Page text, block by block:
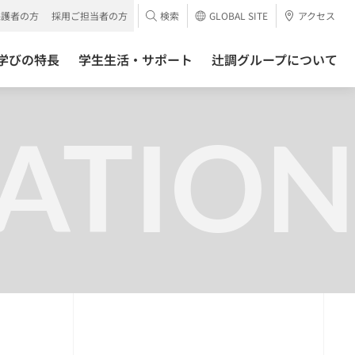
びの特長 学生生活・サポート 辻調グループについて
者の方 採用ご担当者の方 検索 GLOBAL SITE アクセス